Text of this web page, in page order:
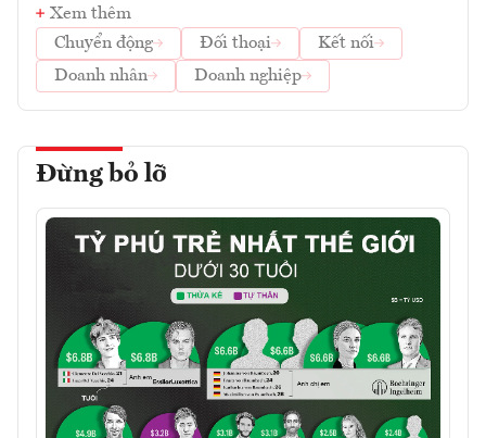
Xem thêm
Chuyển động
Đối thoại
Kết nối
Doanh nhân
Doanh nghiệp
Đừng bỏ lỡ